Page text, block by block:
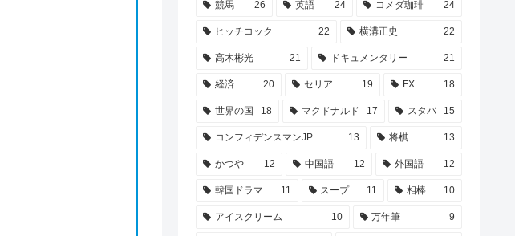
競馬 26 英語 24 コメダ珈琲 24
ヒッチコック 22 横溝正史 22
高木彬光 21 ドキュメンタリー 21
経済 20 セリア 19 FX 18
世界の国 18 マクドナルド 17 スタバ 15
コンフィデンスマンJP 13 将棋 13
かつや 12 中国語 12 外国語 12
韓国ドラマ 11 スープ 11 相棒 10
アイスクリーム 10 万年筆 9